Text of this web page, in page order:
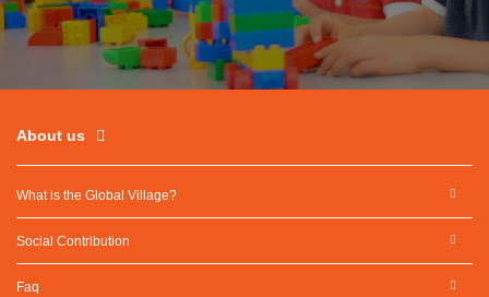
About us
What is the Global Village?
Social Contribution
Faq